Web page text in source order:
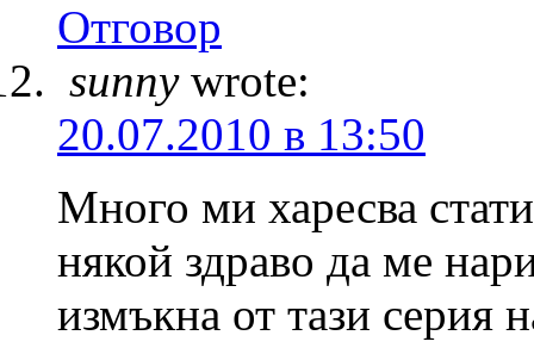
Отговор
sunny wrote:
20.07.2010 в 13:50
Много ми харесва
някой здраво да ме
измъкна от тази серия